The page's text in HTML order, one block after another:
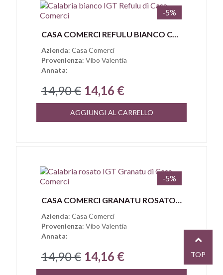
Anteprima
-5%
CASA COMERCI REFULU BIANCO CALABRIA IGT
Azienda: Casa Comerci
Provenienza: Vibo Valentia
Annata:
14,90 € 14,16 €
AGGIUNGI AL CARRELLO
Anteprima
-5%
CASA COMERCI GRANATU ROSATO MAGLIOCCO CANINO CALABRIA IGT
Azienda: Casa Comerci
Provenienza: Vibo Valentia
Annata:
14,90 € 14,16 € TOP